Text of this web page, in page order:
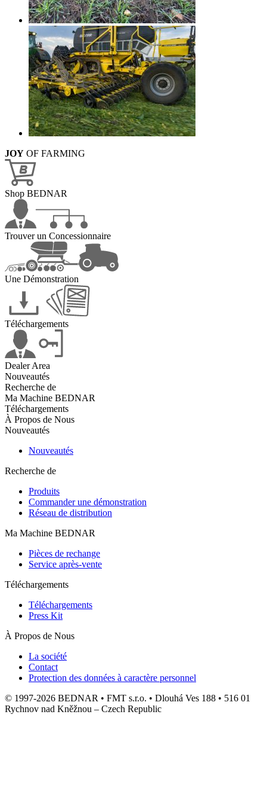
JOY OF FARMING
Shop BEDNAR
Trouver un Concessionnaire
Une Démonstration
Téléchargements
Dealer Area
Nouveautés
Recherche de
Ma Machine BEDNAR
Téléchargements
À Propos de Nous
Nouveautés
Nouveautés
Recherche de
Produits
Commander une démonstration
Réseau de distribution
Ma Machine BEDNAR
Pièces de rechange
Service après-vente
Téléchargements
Téléchargements
Press Kit
À Propos de Nous
La société
Contact
Protection des données à caractère personnel
© 1997-2026 BEDNAR • FMT s.r.o. • Dlouhá Ves 188 • 516 01
Rychnov nad Kněžnou – Czech Republic